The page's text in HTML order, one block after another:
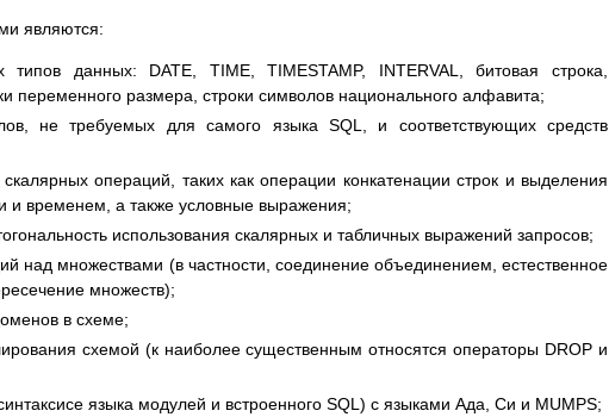
являются:
типов данных: DATE, TIME, TIMESTAMP, INTERVAL, битовая строка,
переменного размера, строки символов национального алфавита;
не требуемых для самого языка SQL, и соответствующих средств
операций, таких как операции конкатенации строк и выделения
и временем, а также условные выражения;
использования скалярных и табличных выражений запросов;
над множествами (в частности, соединение объединением, естественное
множеств);
в схеме;
схемой (к наиболее существенным относятся операторы DROP и
языка модулей и встроенного SQL) с языками Ада, Си и MUMPS;